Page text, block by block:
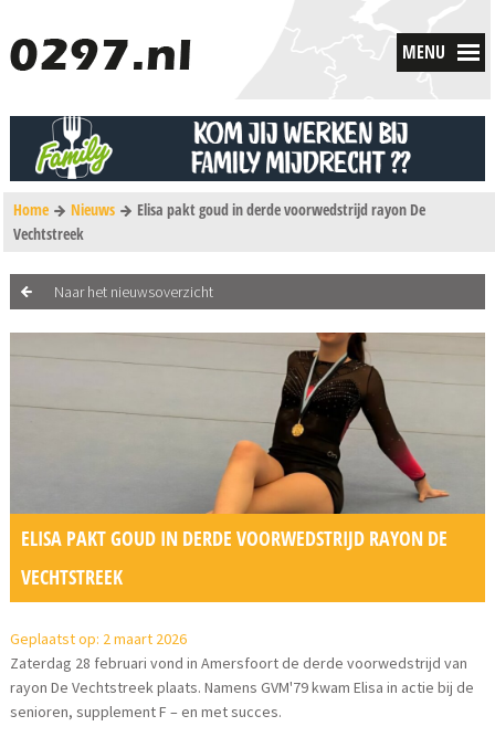
MENU
Home Nieuws
Elisa pakt goud in derde voorwedstrijd rayon De
Vechtstreek
Naar het nieuwsoverzicht
ELISA PAKT GOUD IN DERDE VOORWEDSTRIJD RAYON DE
VECHTSTREEK
Geplaatst op: 2 maart 2026
Zaterdag 28 februari vond in Amersfoort de derde voorwedstrijd van
rayon De Vechtstreek plaats. Namens GVM'79 kwam Elisa in actie bij de
senioren, supplement F – en met succes.